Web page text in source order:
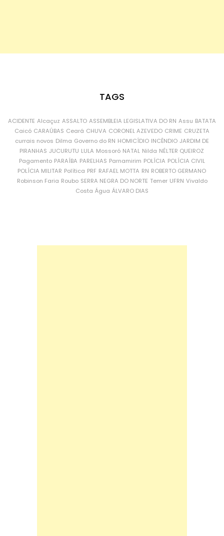
TAGS
ACIDENTE Alcaçuz ASSALTO ASSEMBLEIA LEGISLATIVA DO RN Assu BATATA
Caicó CARAÚBAS Ceará CHUVA CORONEL AZEVEDO CRIME CRUZETA
currais novos Dilma Governo do RN HOMICÍDIO INCÊNDIO JARDIM DE
PIRANHAS JUCURUTU LULA Mossoró NATAL Nilda NÉLTER QUEIROZ
Pagamento PARAÍBA PARELHAS Parnamirim POLÍCIA POLÍCIA CIVIL
POLÍCIA MILITAR Política PRF RAFAEL MOTTA RN ROBERTO GERMANO
Robinson Faria Roubo SERRA NEGRA DO NORTE Temer UFRN Vivaldo
Costa Água ÁLVARO DIAS